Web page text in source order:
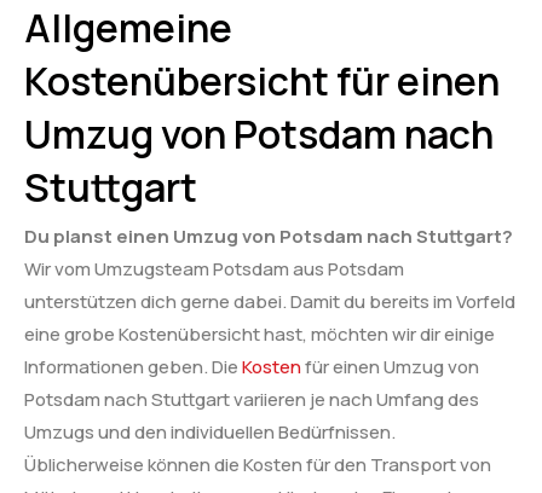
Allgemeine
Kostenübersicht für einen
Umzug von Potsdam nach
Stuttgart
Du planst einen Umzug von Potsdam nach Stuttgart?
Wir vom Umzugsteam Potsdam aus Potsdam
unterstützen dich gerne dabei. Damit du bereits im Vorfeld
eine grobe Kostenübersicht hast, möchten wir dir einige
Informationen geben. DieKostenfür einen Umzug von
Potsdam nach Stuttgart variieren je nach Umfang des
Umzugs und den individuellen Bedürfnissen.
Üblicherweise können die Kosten für den Transport von